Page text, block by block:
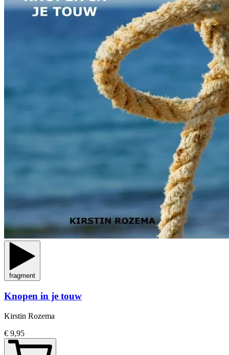
fragment
Knopen in je touw
Kirstin Rozema
€ 9,95